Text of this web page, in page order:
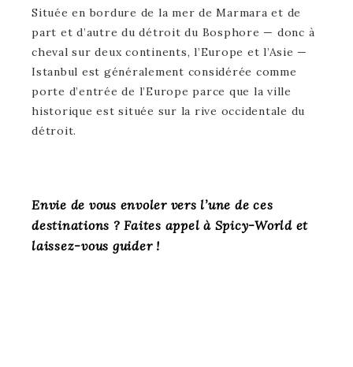
Située en bordure de la mer de Marmara et de
part et d’autre du détroit du Bosphore — donc à
cheval sur deux continents, l’Europe et l’Asie —
Istanbul est généralement considérée comme
porte d’entrée de l’Europe parce que la ville
historique est située sur la rive occidentale du
détroit.
Envie de vous envoler vers l’une de ces
destinations ? Faites appel à Spicy-World et
laissez-vous guider !